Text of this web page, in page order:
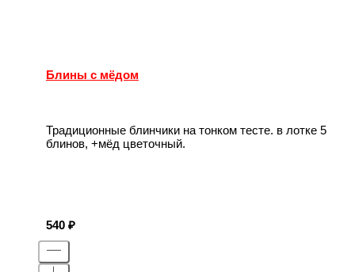
Блины с мёдом
Традиционные блинчики на тонком тесте. в лотке 5
блинов, +мёд цветочный.
540